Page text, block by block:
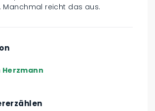
Manchmal reicht das aus.
Herzmann